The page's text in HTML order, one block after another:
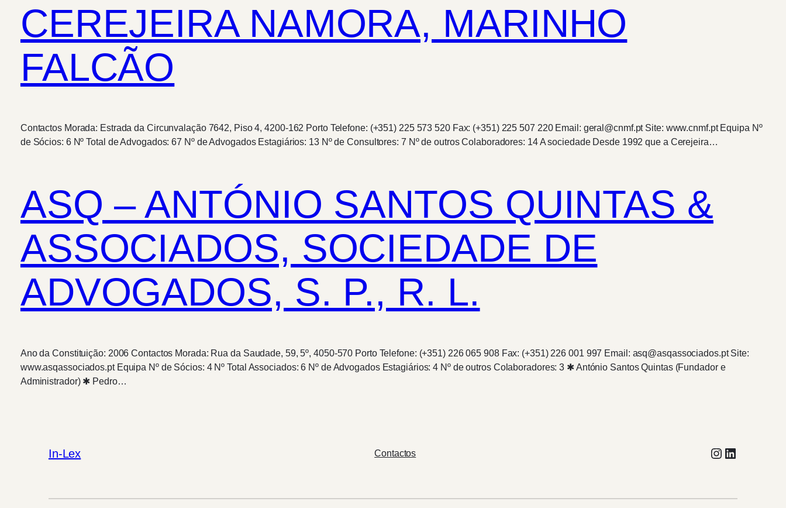
CEREJEIRA NAMORA, MARINHO
FALCÃO
Contactos Morada: Estrada da Circunvalação 7642, Piso 4, 4200-162 Porto Telefone: (+351) 225 573 520 Fax: (+351) 225 507 220 Email: geral@cnmf.pt Site: www.cnmf.pt Equipa Nº
de Sócios: 6 Nº Total de Advogados: 67 Nº de Advogados Estagiários: 13 Nº de Consultores: 7 Nº de outros Colaboradores: 14 A sociedade Desde 1992 que a Cerejeira…
ASQ – ANTÓNIO SANTOS QUINTAS &
ASSOCIADOS, SOCIEDADE DE
ADVOGADOS, S. P., R. L.
Ano da Constituição: 2006 Contactos Morada: Rua da Saudade, 59, 5º, 4050-570 Porto Telefone: (+351) 226 065 908 Fax: (+351) 226 001 997 Email: asq@asqassociados.pt Site:
www.asqassociados.pt Equipa Nº de Sócios: 4 Nº Total Associados: 6 Nº de Advogados Estagiários: 4 Nº de outros Colaboradores: 3 ✱ António Santos Quintas (Fundador e
Administrador) ✱ Pedro…
In-Lex Contactos Instagram
LinkedIn